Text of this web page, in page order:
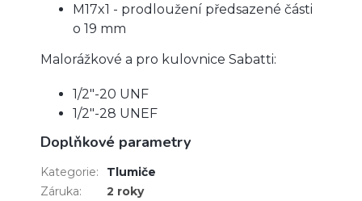
M17x1 - prodloužení předsazené části
o 19 mm
Malorážkové a pro kulovnice Sabatti:
1/2"-20 UNF
1/2"-28 UNEF
Doplňkové parametry
Kategorie:
Tlumiče
Záruka: 2 roky